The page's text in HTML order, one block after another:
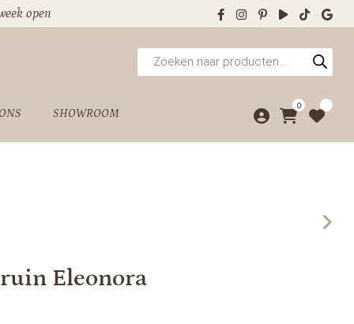
open
Producten
zoeken
SHOWROOM
0
Eleonora